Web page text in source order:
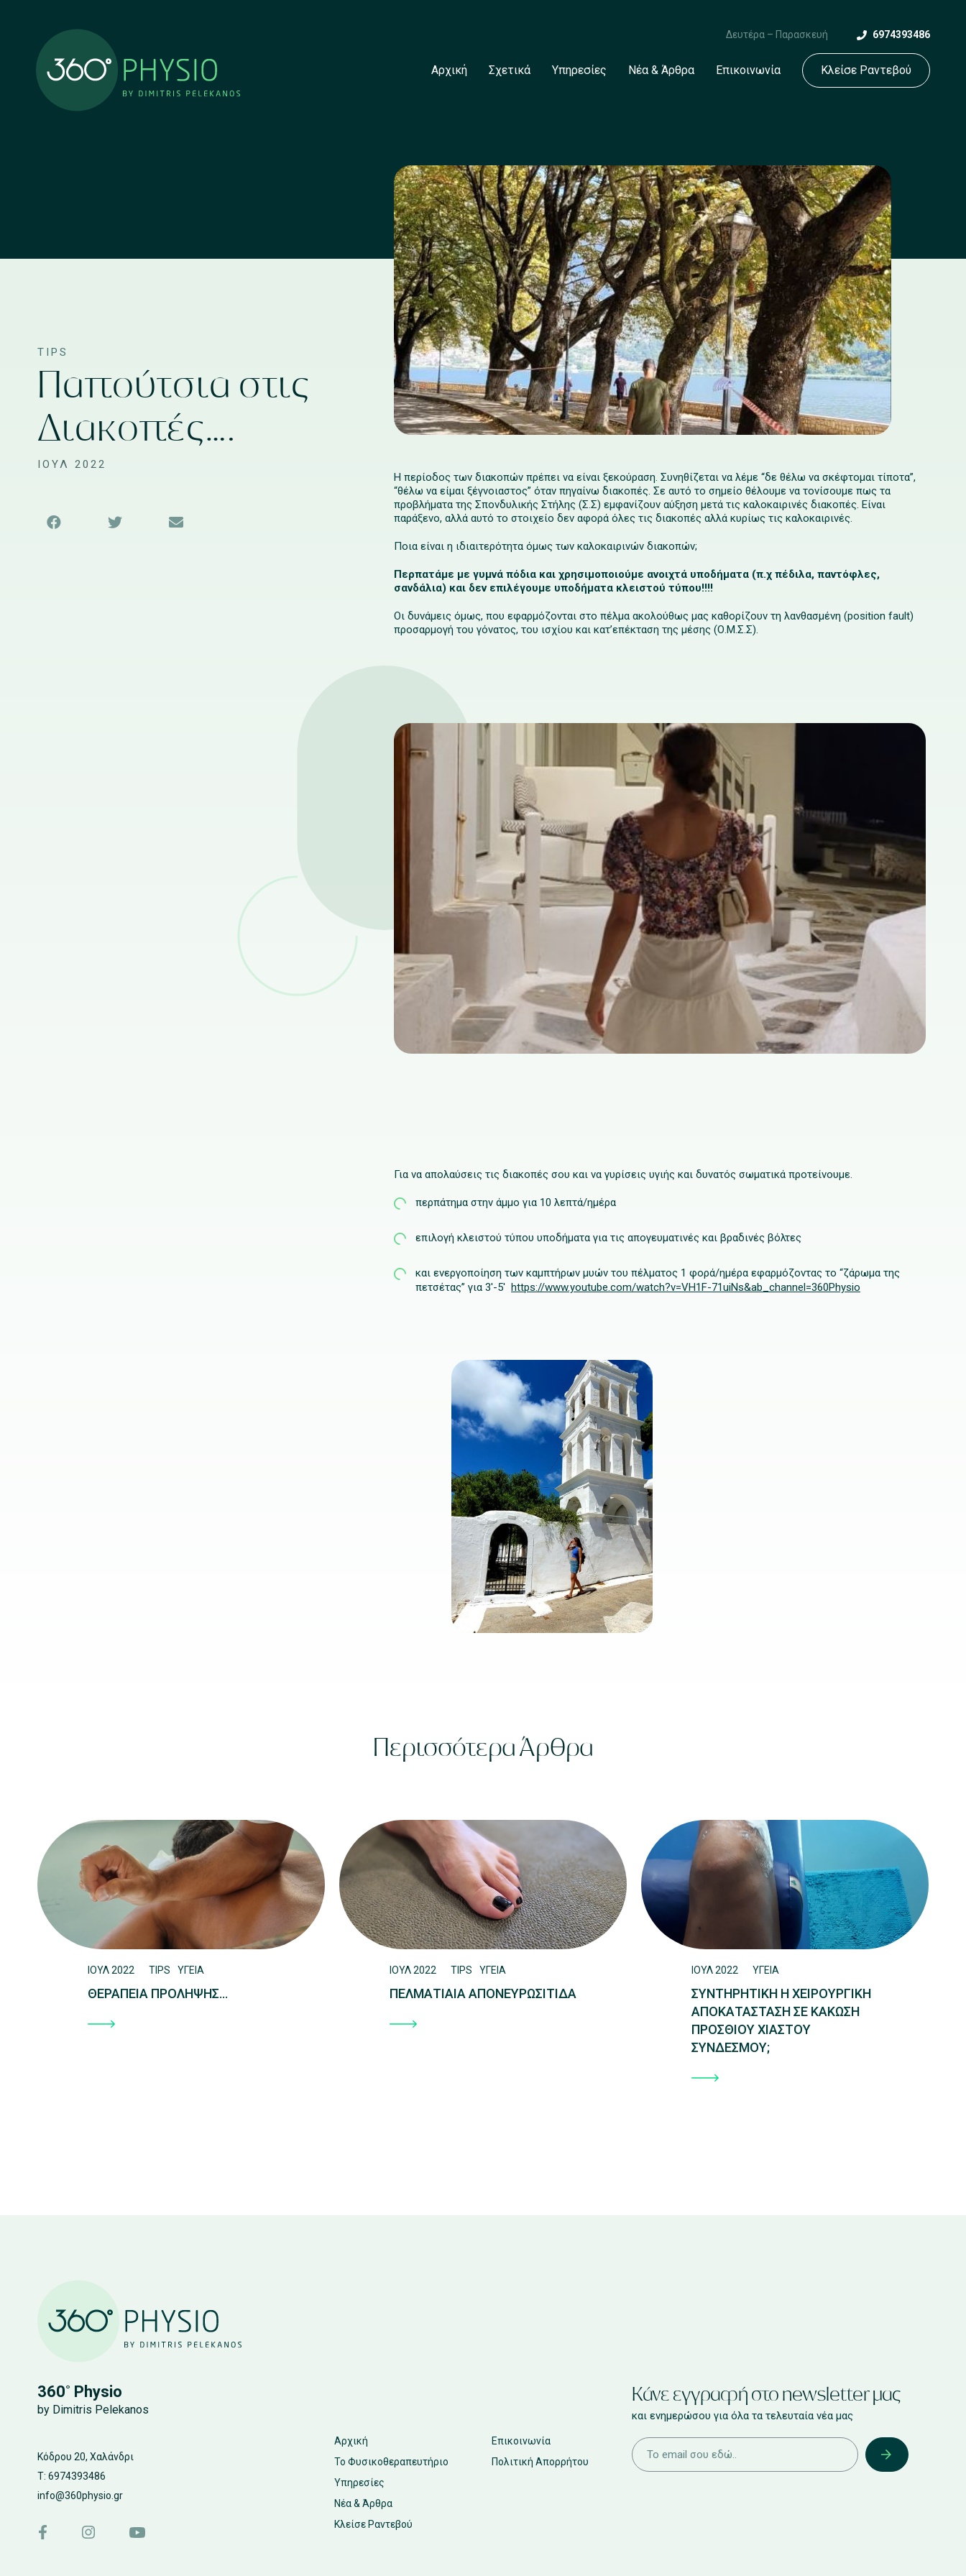
Δευτέρα – Παρασκευή 6974393486
Αρχική Σχετικά Υπηρεσίες Νέα & Άρθρα Επικοινωνία Κλείσε Ραντεβού
TIPS
Παπούτσια στις
Διακοπές….
ΙΟΥΛ 2022
Η περίοδος των διακοπών πρέπει να είναι ξεκούραση. Συνηθίζεται να λέμε “δε θέλω να σκέφτομαι τίποτα”,
“θέλω να είμαι ξέγνοιαστος” όταν πηγαίνω διακοπές. Σε αυτό το σημείο θέλουμε να τονίσουμε πως τα
προβλήματα της Σπονδυλικής Στήλης (Σ.Σ) εμφανίζουν αύξηση μετά τις καλοκαιρινές διακοπές. Είναι
παράξενο, αλλά αυτό το στοιχείο δεν αφορά όλες τις διακοπές αλλά κυρίως τις καλοκαιρινές.
Ποια είναι η ιδιαιτερότητα όμως των καλοκαιρινών διακοπών;
Περπατάμε με γυμνά πόδια και χρησιμοποιούμε ανοιχτά υποδήματα (π.χ πέδιλα, παντόφλες,
σανδάλια) και δεν επιλέγουμε υποδήματα κλειστού τύπου!!!!
Οι δυνάμεις όμως, που εφαρμόζονται στο πέλμα ακολούθως μας καθορίζουν τη λανθασμένη (position fault)
προσαρμογή του γόνατος, του ισχίου και κατ’επέκταση της μέσης (Ο.Μ.Σ.Σ).
Για να απολαύσεις τις διακοπές σου και να γυρίσεις υγιής και δυνατός σωματικά προτείνουμε.
περπάτημα στην άμμο για 10 λεπτά/ημέρα
επιλογή κλειστού τύπου υποδήματα για τις απογευματινές και βραδινές βόλτες
και ενεργοποίηση των καμπτήρων μυών του πέλματος 1 φορά/ημέρα εφαρμόζοντας το “ζάρωμα της
πετσέτας” για 3′-5′ https://www.youtube.com/watch?v=VH1F-71uiNs&ab_channel=360Physio
Περισσότερα Άρθρα
ΙΟΥΛ 2022 TIPS ΥΓΕΙΑ
ΘΕΡΑΠΕΙΑ ΠΡΟΛΗΨΗΣ…
ΙΟΥΛ 2022 TIPS ΥΓΕΙΑ
ΠΕΛΜΑΤΙΑΙΑ ΑΠΟΝΕΥΡΩΣΙΤΙΔΑ
ΙΟΥΛ 2022 ΥΓΕΙΑ
ΣΥΝΤΗΡΗΤΙΚΗ Η ΧΕΙΡΟΥΡΓΙΚΗ
ΑΠΟΚΑΤΑΣΤΑΣΗ ΣΕ ΚΑΚΩΣΗ
ΠΡΟΣΘΙΟΥ ΧΙΑΣΤΟΥ
ΣΥΝΔΕΣΜΟΥ;
360˚ Physio
by Dimitris Pelekanos
Κόδρου 20, Χαλάνδρι
T: 6974393486
info@360physio.gr
Αρχική
Το Φυσικοθεραπευτήριο
Υπηρεσίες
Νέα & Άρθρα
Κλείσε Ραντεβού
Επικοινωνία
Πολιτική Απορρήτου
Κάνε εγγραφή στο newsletter μας
και ενημερώσου για όλα τα τελευταία νέα μας